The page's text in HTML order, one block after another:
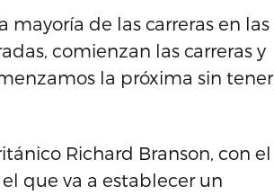
de las carreras en las
comienzan las carreras y
la próxima sin tener
Richard Branson, con el
el que va a establecer un